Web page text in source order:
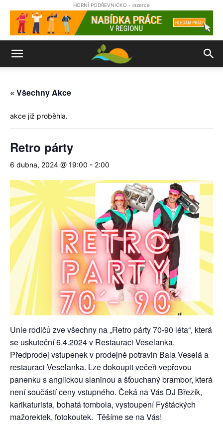
HORNÍ PODŘEVNICKO - inzerce
« Všechny Akce
akce již proběhla.
Retro párty
6 dubna, 2024 @ 19:00 - 2:00
Unie rodičů zve všechny na „Retro párty 70-90 léta“, která
se uskuteční 6.4.2024 v Restauraci Veselanka.
Předprodej vstupenek v prodejně potravin Bala Veselá a
restauraci Veselanka. Lze dokoupit večeři vepřovou
panenku s anglickou slaninou a šťouchaný brambor, která
není součástí ceny vstupného. Čeká na Vás DJ Březík,
karikaturista, bohatá tombola, vystoupení Fyštáckých
mažorektek, fotokoutek. Těšíme se na Vás!